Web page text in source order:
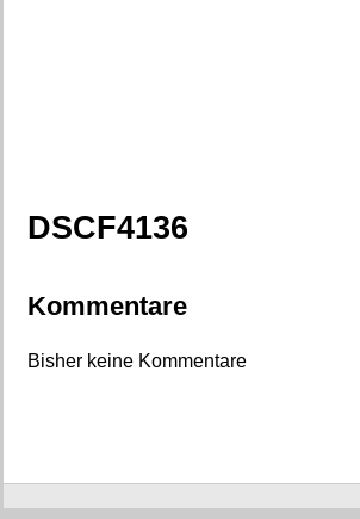
DSCF4136
Kommentare
Bisher keine Kommentare